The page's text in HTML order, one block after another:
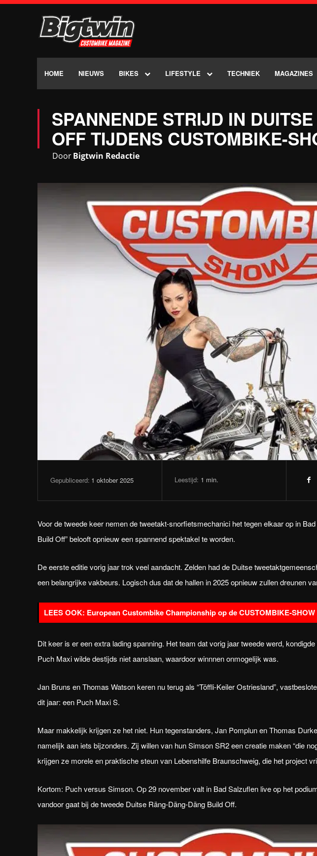
HOME NIEUWS BIKES LIFESTYLE TECHNIEK MAGAZINES
SPANNENDE STRIJD IN
OFF TIJDENS CUSTOMBIKE-
DoorBigtwin Redactie
Gepubliceerd: 1 oktober 2025 Leestijd: 1 min.
Voor de tweede keer nemen de tweetakt-snorfietsmechanici het tegen elkaar op in
Build Off” belooft opnieuw een spannend spektakel te worden.
De eerste editie vorig jaar trok veel aandacht. Zelden had de Duitse
een belangrijke vakbeurs. Logisch dus dat de hallen in 2025 opnieuw zullen dreunen
European Custombike Championship op de CUSTOMBIKE-SHOW
Dit keer is er een extra lading spanning. Het team dat vorig jaar tweede werd,
Puch Maxi wilde destijds niet aanslaan, waardoor winnnen onmogelijk was.
Jan Bruns en Thomas Watson keren nu terug als “Töffli-Keiler Ostriesland”,
dit jaar: een Puch Maxi S.
Maar makkelijk krijgen ze het niet. Hun tegenstanders, Jan Pomplun en Thomas
namelijk aan iets bijzonders. Zij willen van hun Simson SR2 een creatie maken “die
krijgen ze morele en praktische steun van Lebenshilfe Braunschweig, die het project
Kortom: Puch versus Simson. Op 29 november valt in Bad Salzuflen live op het
vandoor gaat bij de tweede Duitse Räng-Däng-Däng Build Off.